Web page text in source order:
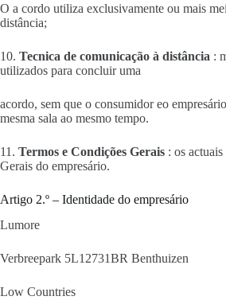
O a cordo utiliza exclusivamente ou mais
distância;
10. Tecnica de comunicação à distância :
utilizados para concluir uma
acordo, sem que o consumidor eo
mesma sala ao mesmo tempo.
11. Termos e Condições Gerais : os
Gerais do empresário.
Artigo 2.º – Identidade do empresário
Lumore
Verbreepark 5L12731BR Benthuizen
Low Countries